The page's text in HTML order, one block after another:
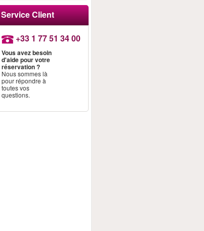
Service Client
+33 1 77 51 34 00
Vous avez besoin
d'aide pour votre
réservation ?
Nous sommes là
pour répondre à
toutes vos
questions.